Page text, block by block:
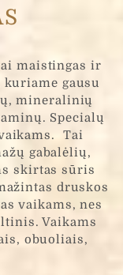
maistingas ir
gausu
mineralinių
Specialų
Tai
gabalėlių,
skirtas sūris
druskos
vaikams, nes
Vaikams
obuoliais,